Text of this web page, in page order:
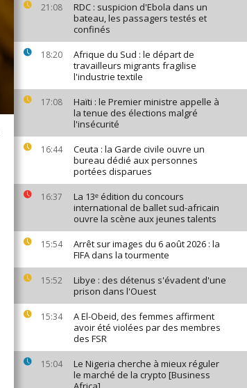
21:08
RDC : suspicion d'Ebola dans un
bateau, les passagers testés et
confinés
18:20
Afrique du Sud : le départ de
travailleurs migrants fragilise
l'industrie textile
17:08
Haïti : le Premier ministre appelle à
la tenue des élections malgré
l'insécurité
16:44
Ceuta : la Garde civile ouvre un
bureau dédié aux personnes
portées disparues
16:37
La 13ᵉ édition du concours
international de ballet sud-africain
ouvre la scène aux jeunes talents
15:54
Arrêt sur images du 6 août 2026 : la
FIFA dans la tourmente
15:52
Libye : des détenus s'évadent d'une
prison dans l'Ouest
15:34
A El-Obeid, des femmes affirment
avoir été violées par des membres
des FSR
15:04
Le Nigeria cherche à mieux réguler
le marché de la crypto [Business